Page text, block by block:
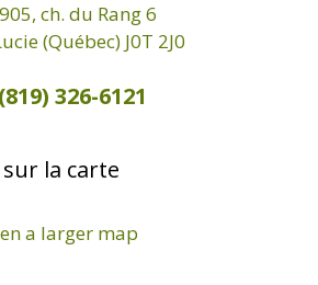
ch. du Rang 6
(Québec) J0T 2J0
(819) 326-6121
la carte